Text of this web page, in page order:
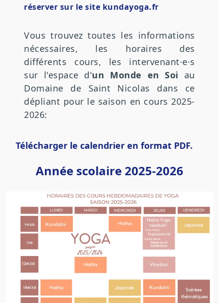
réserver sur le site kundayoga.fr
Vous trouvez toutes les informations
nécessaires, les horaires des
différents cours, les intervenant·e·s
sur l'espace d'un Monde en Soi au
Domaine de Saint Nicolas dans ce
dépliant pour le saison en cours 2025-
2026:
Télécharger le calendrier en format PDF.
Année scolaire 2025-2026